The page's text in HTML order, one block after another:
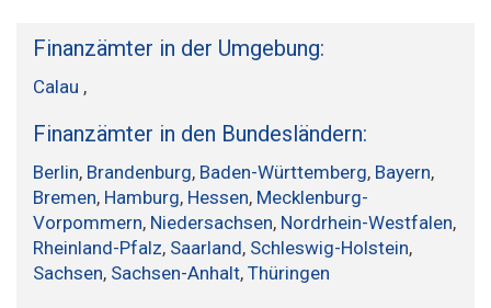
Finanzämter in der Umgebung:
Calau ,
Finanzämter in den Bundesländern:
Berlin, Brandenburg, Baden-Württemberg, Bayern,
Bremen, Hamburg, Hessen, Mecklenburg-
Vorpommern, Niedersachsen, Nordrhein-Westfalen,
Rheinland-Pfalz, Saarland, Schleswig-Holstein,
Sachsen, Sachsen-Anhalt, Thüringen